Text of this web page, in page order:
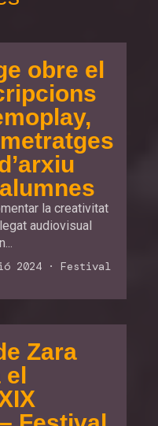
obre el
la creativitat
audiovisual
2024 · Festival
Zara
el